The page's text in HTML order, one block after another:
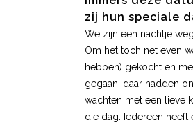
zij hun speciale
We zijn een nachtje
Om het toch net even
hebben) gekocht en
gegaan, daar hadden
wachten met een lieve
die dag. Iedereen heeft